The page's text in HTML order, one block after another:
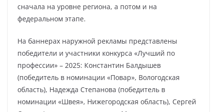
сначала на уровне региона, а потом и на
федеральном этапе.
На баннерах наружной рекламы представлены
победители и участники конкурса «Лучший по
профессии» – 2025: Константин Балдышев
(победитель в номинации «Повар», Вологодская
область), Надежда Степанова (победитель в
номинации «Швея», Нижегородская область), Сергей